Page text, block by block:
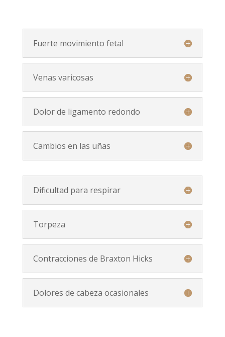
Fuerte movimiento fetal
Venas varicosas
Dolor de ligamento redondo
Cambios en las uñas
Dificultad para respirar
Torpeza
Contracciones de Braxton Hicks
Dolores de cabeza ocasionales